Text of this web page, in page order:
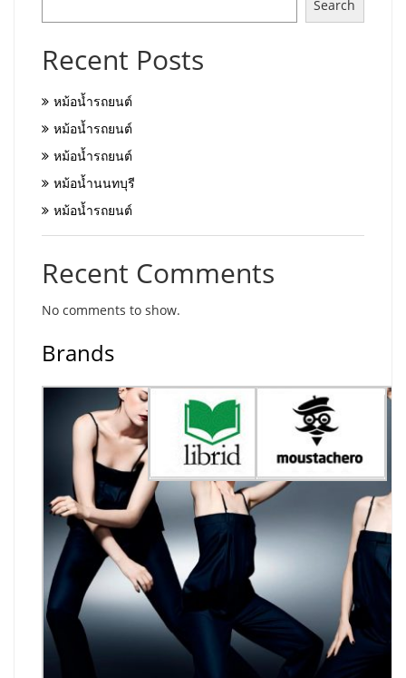
Search
Recent Posts
หม้อน้ำรถยนต์
หม้อน้ำรถยนต์
หม้อน้ำรถยนต์
หม้อน้ำนนทบุรี
หม้อน้ำรถยนต์
Recent Comments
No comments to show.
Brands